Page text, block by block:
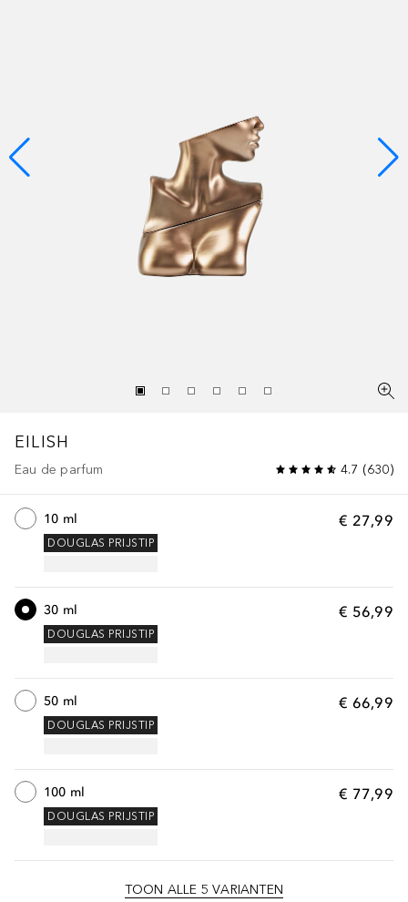
EILISH
Eau de parfum 4.7 (630)
€ 27,99
10 ml
DOUGLAS PRIJSTIP
€ 56,99
30 ml
DOUGLAS PRIJSTIP
€ 66,99
50 ml
DOUGLAS PRIJSTIP
€ 77,99
100 ml
DOUGLAS PRIJSTIP
TOON ALLE 5 VARIANTEN